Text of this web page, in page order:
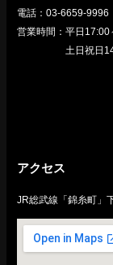
電話：03-6659-9996
営業時間：平日17:00
土日祝日
アクセス
JR総武線「錦糸町